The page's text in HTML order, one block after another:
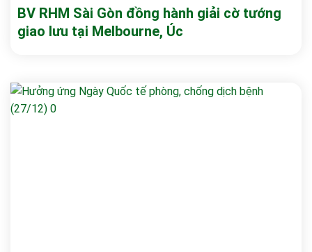
BV RHM Sài Gòn đồng hành giải cờ tướng
giao lưu tại Melbourne, Úc